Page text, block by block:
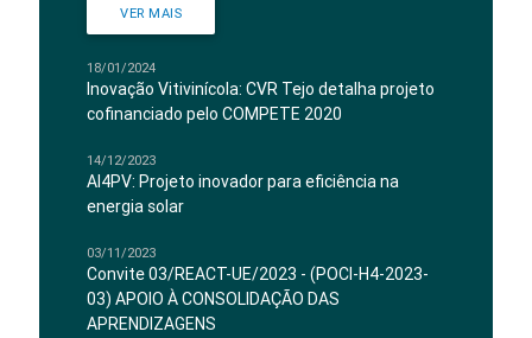
VER MAIS
18/01/2024
Inovação Vitivinícola: CVR Tejo detalha projeto
cofinanciado pelo COMPETE 2020
14/12/2023
AI4PV: Projeto inovador para eficiência na
energia solar
03/11/2023
Convite 03/REACT-UE/2023 - (POCI-H4-2023-
03) APOIO À CONSOLIDAÇÃO DAS
APRENDIZAGENS